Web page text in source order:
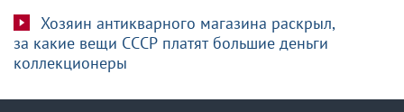
Хозяин антикварного магазина раскрыл,
за какие вещи СССР платят большие деньги
коллекционеры